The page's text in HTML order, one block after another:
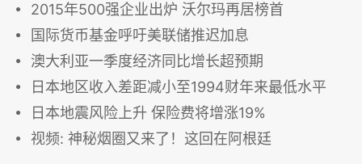
2015年500强企业出炉 沃尔玛再居榜首
国际货币基金呼吁美联储推迟加息
澳大利亚一季度经济同比增长超预期
日本地区收入差距减小至1994财年来最低水平
日本地震风险上升 保险费将增涨19%
视频: 神秘烟圈又来了！这回在阿根廷